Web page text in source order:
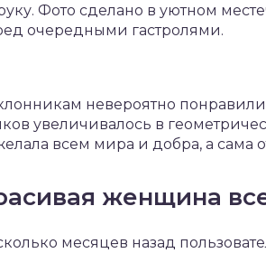
Фото сделано в уютном
очередными гастролями.
невероятно
увеличивалось в
всем мира и добра, а сама
женщина
месяцев назад